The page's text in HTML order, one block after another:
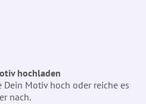
hochladen
Dein Motiv hoch oder reiche es
nach.